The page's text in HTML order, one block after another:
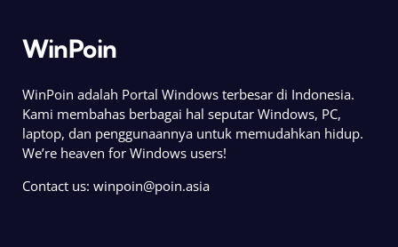
WinPoin
WinPoin adalah Portal Windows terbesar di Indonesia.
Kami membahas berbagai hal seputar Windows, PC,
laptop, dan penggunaannya untuk memudahkan hidup.
We’re heaven for Windows users!
Contact us: winpoin@poin.asia